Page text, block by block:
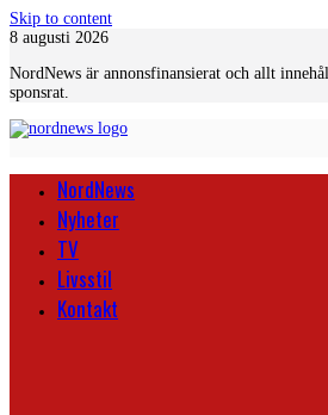
Skip to content
8 augusti 2026
NordNews är annonsfinansierat och allt
sponsrat.
NordNews
Nyheter
TV
Livsstil
Kontakt